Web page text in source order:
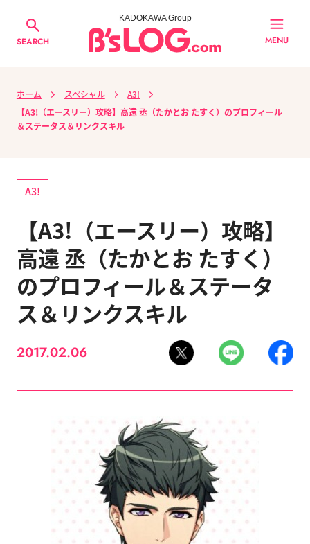
SEARCH
KADOKAWA Group
MENU
ホーム スペシャル
A3!
【A3!（エースリー）攻略】高遠 丞（たかとお たすく）のプロフィール
＆ステータス＆リンクスキル
A3!
【A3!（エースリー）攻略】
高遠 丞（たかとお たすく）
のプロフィール＆ステータ
ス＆リンクスキル
2017.02.06